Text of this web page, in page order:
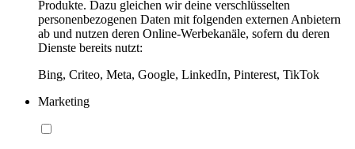
Produkte. Dazu gleichen wir deine verschlüsselten
personenbezogenen Daten mit folgenden externen Anbietern
ab und nutzen deren Online-Werbekanäle, sofern du deren
Dienste bereits nutzt:
Bing, Criteo, Meta, Google, LinkedIn, Pinterest, TikTok
Marketing